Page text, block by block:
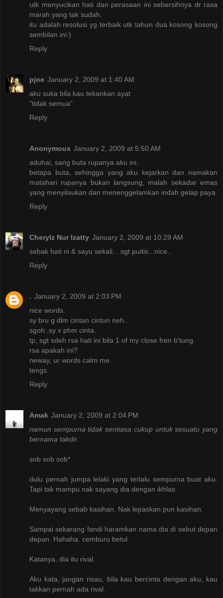
utk menyucikan hati dan perasaan ini sebersihnya dr rasa
marah yang tak sudah.
itu adalah resolusi yg terbaik utk tahun dua kosong kosong
sembilan ini:)
Reply
pjoe January 2, 2009 at 1:40 AM
aku suka bila kau tekankan ayat
"tidak semua"
Reply
Anonymous January 2, 2009 at 5:50 AM
aduhai, sang buta rupanya aku ini.
betapa buta, sehingga yang aku kejarkan dan namakan
matahari rupanya bukan langsung, malah sekadar emas
yang menyilaukan dan menenggelamkan indah gelap paya.
Reply
Cherylz Nur Izatty January 2, 2009 at 10:29 AM
sebak hati ni & sayu sekali... sgt puitis...nice..
Reply
. January 2, 2009 at 2:03 PM
nice words.
sy bru g dlm cintan cintun neh..
sgoh..sy x phm cinta.
tp, sgt sdeh rsa hati ini bila 1 of my close fren b'tung.
rsa apakah ini?
neway, ur words calm me.
tengs.
Reply
Amak January 2, 2009 at 2:04 PM
namun sempurna tidak sentiasa cukup untuk sesuatu yang
bernama takdir.
sob sob sob*
dulu pernah jumpa lelaki yang terlalu sempurna buat aku.
Tapi tak mampu nak sayang dia dengan ikhlas.
Menyayang sebab kasihan. Nak lepaskan pun kasihan.
Sampai sekarang fandi haramkan nama dia di sebut depan
depan. Hahaha. cemburu betul.
Katanya, dia itu rival.
Aku kata, jangan risau, bila kau bercinta dengan aku, kau
takkan pernah ada rival.